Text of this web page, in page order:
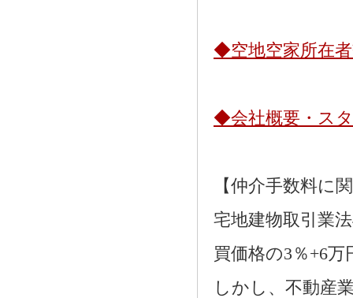
◆空地空家所在
◆会社概要・ス
【仲介手数料に
宅地建物取引業
買価格の3％+6
しかし、不動産